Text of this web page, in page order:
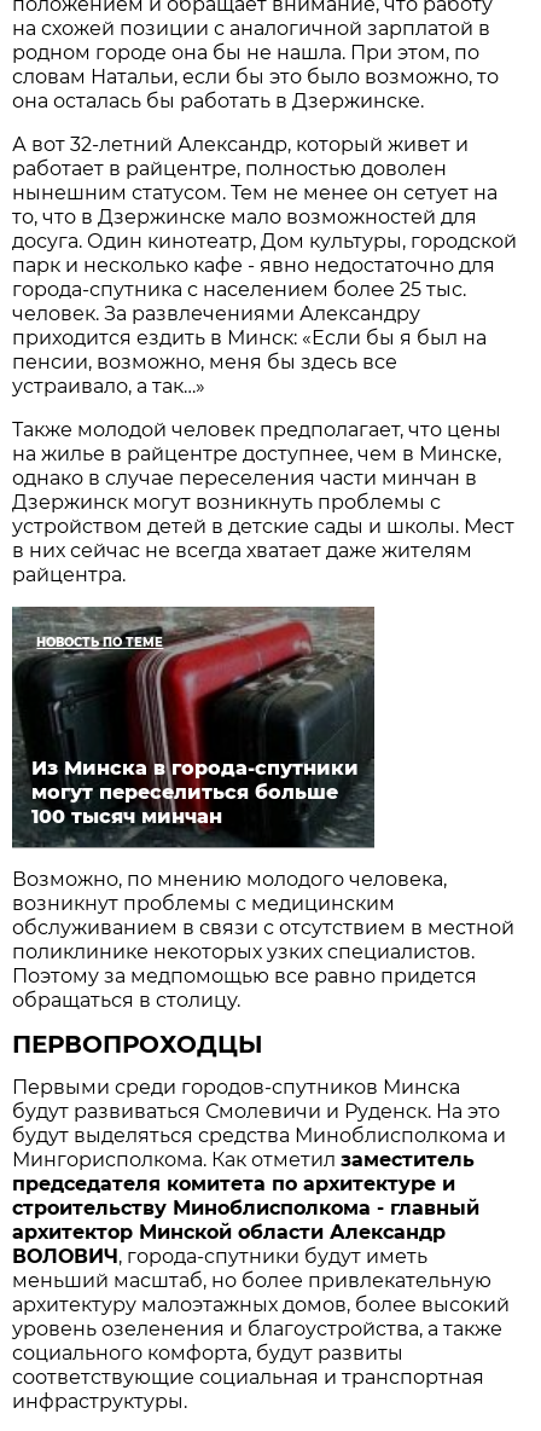
на схожей позиции с аналогичной зарплатой в
родном городе она бы не нашла. При этом, по
словам Натальи, если бы это было возможно, то
она осталась бы работать в Дзержинске.
А вот 32-летний Александр, который живет и
работает в райцентре, полностью доволен
нынешним статусом. Тем не менее он сетует на
то, что в Дзержинске мало возможностей для
досуга. Один кинотеатр, Дом культуры, городской
парк и несколько кафе - явно недостаточно для
города-спутника с населением более 25 тыс.
человек. За развлечениями Александру
приходится ездить в Минск: «Если бы я был на
пенсии, возможно, меня бы здесь все
устраивало, а так…»
Также молодой человек предполагает, что цены
на жилье в райцентре доступнее, чем в Минске,
однако в случае переселения части минчан в
Дзержинск могут возникнуть проблемы с
устройством детей в детские сады и школы. Мест
в них сейчас не всегда хватает даже жителям
райцентра.
НОВОСТЬ ПО ТЕМЕ
Из Минска в города-спутники
могут переселиться больше
100 тысяч минчан
Возможно, по мнению молодого человека,
возникнут проблемы с медицинским
обслуживанием в связи с отсутствием в местной
поликлинике некоторых узких специалистов.
Поэтому за медпомощью все равно придется
обращаться в столицу.
ПЕРВОПРОХОДЦЫ
Первыми среди городов-спутников Минска
будут развиваться Смолевичи и Руденск. На это
будут выделяться средства Миноблисполкома и
Мингорисполкома. Как отметилзаместитель
председателя комитета по архитектуре и
строительству Миноблисполкома - главный
архитектор Минской области Александр
ВОЛОВИЧ, города-спутники будут иметь
меньший масштаб, но более привлекательную
архитектуру малоэтажных домов, более высокий
уровень озеленения и благоустройства, а также
социального комфорта, будут развиты
соответствующие социальная и транспортная
инфраструктуры.